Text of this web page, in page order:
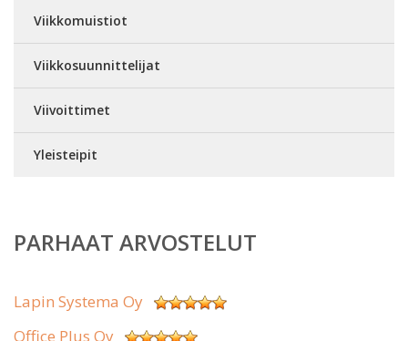
Viikkomuistiot
Viikkosuunnittelijat
Viivoittimet
Yleisteipit
PARHAAT ARVOSTELUT
Lapin Systema Oy
Office Plus Oy